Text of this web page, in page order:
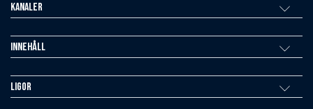
Kanaler
Innehåll
Ligor